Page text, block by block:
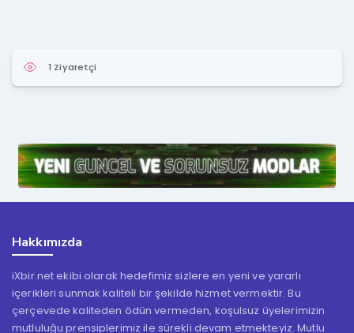
1 Ziyaretçi
Hakkımızda
iXbir.net ekibi olarak hedefimiz sizlere en yeni ve yararlı
içerikleri sunmak kaliteli bir şekilde hizmet vermektir. Bu
çerçevede kaliteden ödün vermeden, koşulsuz üyelerimizin
mutluluğu prensiplerimiz ile sürekli devam etmekteyiz. Mutlu